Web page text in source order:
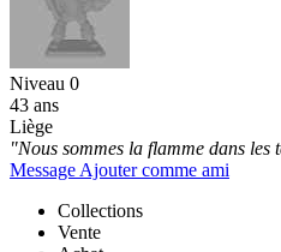
Niveau 0
43 ans
Liège
"Nous sommes la flamme dans les
Message Ajouter comme ami
Collections
Vente